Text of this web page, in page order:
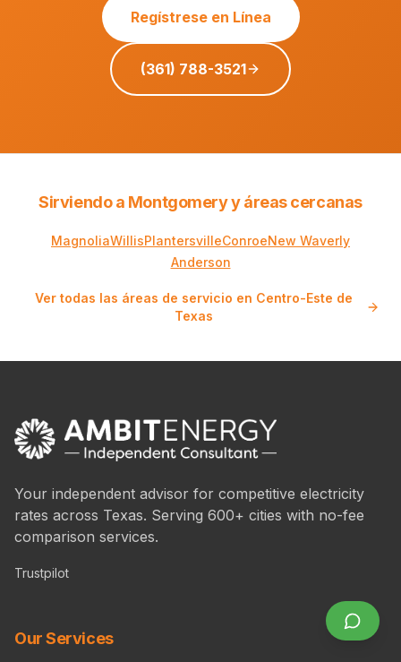
Regístrese en Línea
(361) 788-3521
Sirviendo a Montgomery y áreas cercanas
MagnoliaWillisPlantersvilleConroeNew Waverly
Anderson
Ver todas las áreas de servicio en Centro-Este de
Texas
Your independent advisor for competitive electricity
rates across Texas. Serving 600+ cities with no-fee
comparison services.
Trustpilot
Our Services